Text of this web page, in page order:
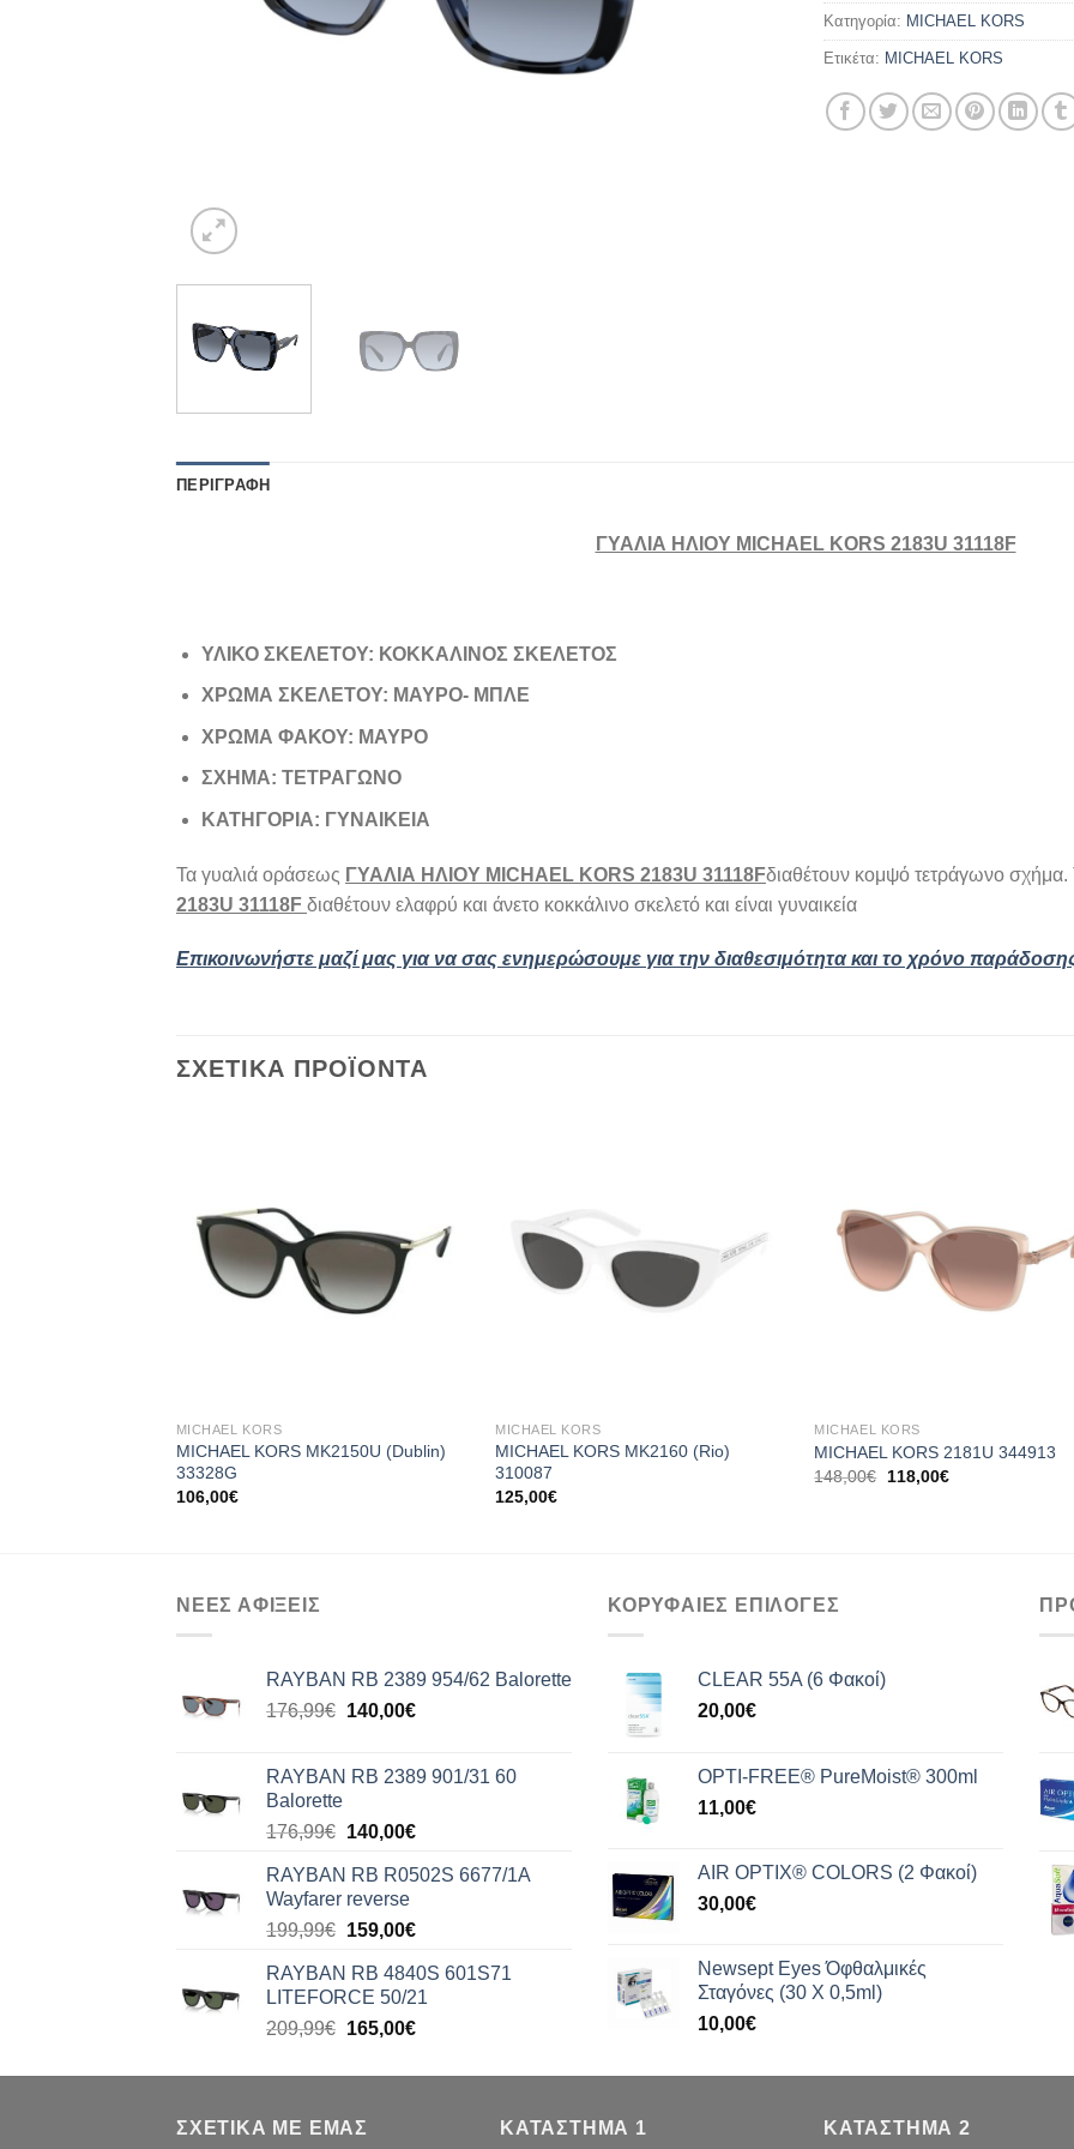
Κατηγορία: MICHAEL KORS
Ετικέτα: MICHAEL KORS
ΠΕΡΙΓΡΑΦΉ
ΓΥΑΛΙΑ ΗΛΙΟΥ MICHAEL KORS 2183U 31118F
ΥΛΙΚΟ ΣΚΕΛΕΤΟΥ: ΚΟΚΚΑΛΙΝΟΣ ΣΚΕΛΕΤΟΣ
ΧΡΩΜΑ ΣΚΕΛΕΤΟΥ: ΜΑΥΡΟ- ΜΠΛΕ
ΧΡΩΜΑ ΦΑΚΟΥ: ΜΑΥΡΟ
ΣΧΗΜΑ: ΤΕΤΡΑΓΩΝΟ
ΚΑΤΗΓΟΡΙΑ: ΓΥΝΑΙΚΕΙΑ
Τα γυαλιά οράσεως ΓΥΑΛΙΑ ΗΛΙΟΥ MICHAEL KORS 2183U 31118Fδιαθέτουν κομψό τετράγωνο σχήμα.
2183U 31118F διαθέτουν ελαφρύ και άνετο κοκκάλινο σκελετό και είναι γυναικεία
Επικοινωνήστε μαζί μας για να σας ενημερώσουμε για την διαθεσιμότητα και το χρόνο
ΣΧΕΤΙΚΆ ΠΡΟΪΌΝΤΑ
MICHAEL KORS
MICHAEL KORS MK2150U (Dublin)
33328G
106,00€
MICHAEL KORS
MICHAEL KORS MK2160 (Rio)
310087
125,00€
MICHAEL KORS
MICHAEL KORS 2181U 344913
148,00€
Original
118,00€Η
ΝΕΕΣ ΑΦΙΞΕΙΣ
RAYBAN RB 2389 954/62 Balorette
176,99€ Original
176,99€.
140,00€Η
είναι:
RAYBAN RB 2389 901/31 60
Balorette
176,99€ Original
was:
176,99€.
140,00€Η
τιμή
140,00€.
RAYBAN RB R0502S 6677/1A
Wayfarer reverse
199,99€ Original
was:
199,99€.
159,00€Η
τιμή
είναι:
159,00€.
RAYBAN RB 4840S 601S71
LITEFORCE 50/21
209,99€ Original
was:
165,00€Η
τιμή
ΚΟΡΥΦΑΙΕΣ ΕΠΙΛΟΓΕΣ
CLEAR 55A (6 Φακοί)
20,00€
OPTI-FREE® PureMoist® 300ml
11,00€
AIR OPTIX® COLORS (2 Φακοί)
30,00€
Newsept Eyes Όφθαλμικές
Σταγόνες (30 Χ 0,5ml)
10,00€
ΣΧΕΤΙΚΑ ΜΕ ΕΜΑΣ ΚΑΤΑΣΤΗΜΑ 1 ΚΑΤΑΣΤΗΜΑ 2